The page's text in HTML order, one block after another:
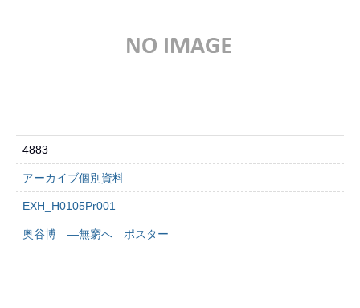
4883
アーカイブ個別資料
EXH_H0105Pr001
奥谷博 ―無窮へ ポスター